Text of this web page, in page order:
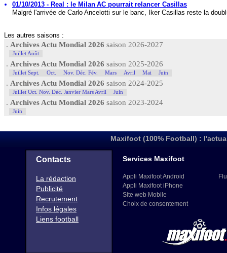
01/10/2013 - Real : le Milan AC pourrait relancer Casillas
Malgré l'arrivée de Carlo Ancelotti sur le banc, Iker Casillas reste la
Les autres saisons :
. Archives Actu Mondial 2026 saison 2026-2027
Juillet Août
. Archives Actu Mondial 2026 saison 2025-2026
Juillet Sept. Oct. Nov. Déc. Fév. Mars Avril Mai Juin
. Archives Actu Mondial 2026 saison 2024-2025
Juillet Oct. Nov. Déc. Janvier Mars Avril Juin
. Archives Actu Mondial 2026 saison 2023-2024
Juin
Maxifoot (100% Football) :
Contacts
La rédaction
Publicité
Recrutement
Infos légales
Liens football
Services Maxifoot
Appli Maxifoot Android
Appli Maxifoot iPhone
Site web Mobile
Choix de consentement